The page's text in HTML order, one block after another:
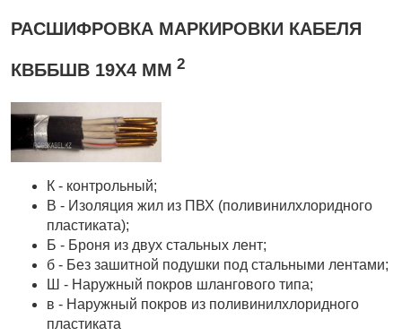
РАСШИФРОВКА МАРКИРОВКИ КАБЕЛЯ
КВББШВ 19Х4 ММ 2
К - контрольный;
В - Изоляция жил из ПВХ (поливинилхлоридного
пластиката);
Б - Броня из двух стальных лент;
б - Без зашитной подушки под стальными лентами;
Ш - Наружный покров шлангового типа;
в - Наружный покров из поливинилхлоридного
пластиката